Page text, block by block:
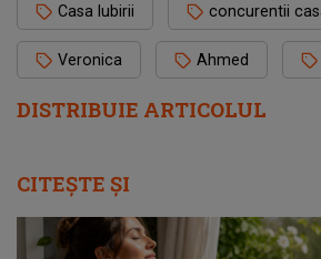
DISTRIBUIE ARTICOLUL
Casa Iubirii concurentii
Veronica Ahmed
CITEȘTE ȘI